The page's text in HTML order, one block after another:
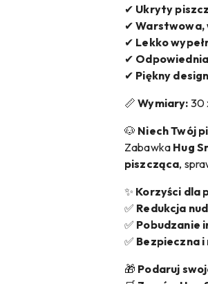
✔ Ukryty
✔Warstwowa,
✔ Lekko
✔
✔ Piękny design
📏Wymiary: 30
🐶 Niech Twój
Zabawka Hug
piszcząca,
✨ Korzyści dla
✅ Redukcja
✅ Pobudzanie
✅ Bezpieczna i
🎁 Podaruj